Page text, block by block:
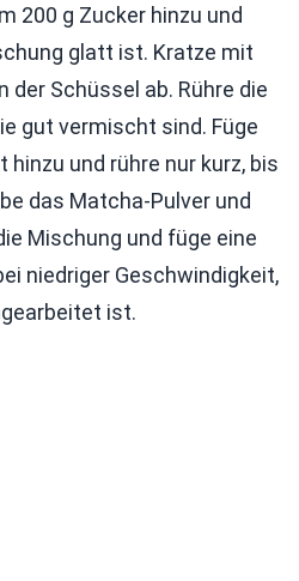
200 g Zucker hinzu und
glatt ist. Kratze mit
der Schüssel ab. Rühre die
gut vermischt sind. Füge
hinzu und rühre nur kurz, bis
das Matcha-Pulver und
Mischung und füge eine
niedriger Geschwindigkeit,
ist.